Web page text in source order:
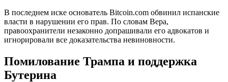
В последнем иске основатель Bitcoin.com обвинил испанские
власти в нарушении его прав. По словам Вера,
правоохранители незаконно допрашивали его адвокатов и
игнорировали все доказательства невиновности.
Помилование Трампа и поддержка
Бутерина